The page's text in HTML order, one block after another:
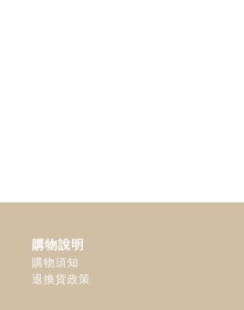
購物說明
購物須知
退換貨政策